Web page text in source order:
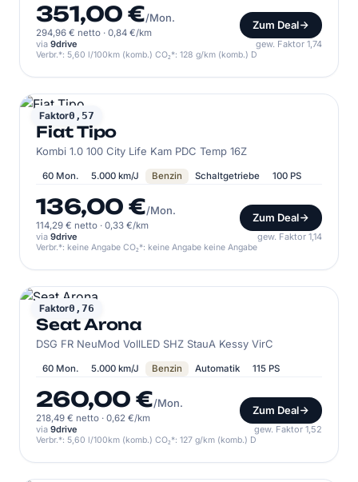
351,00 €/Mon.
294,96 € netto · 0,84 €/km
Zum Deal
via 9drive gew. Faktor 1,74
Verbr.*: 5,60 l/100km (komb.) CO₂*: 128 g/km (komb.) D
Faktor0,57
FIAT
Fiat Tipo
Kombi 1.0 100 City Life Kam PDC Temp 16Z
60 Mon. 5.000 km/J Benzin Schaltgetriebe 100 PS
136,00 €/Mon.
114,29 € netto · 0,33 €/km
Zum Deal
via 9drive gew. Faktor 1,14
Verbr.*: keine Angabe CO₂*: keine Angabe keine Angabe
Faktor0,76
SEAT
Seat Arona
DSG FR NeuMod VollLED SHZ StauA Kessy VirC
60 Mon. 5.000 km/J Benzin Automatik 115 PS
260,00 €/Mon.
218,49 € netto · 0,62 €/km
Zum Deal
via 9drive gew. Faktor 1,52
Verbr.*: 5,60 l/100km (komb.) CO₂*: 127 g/km (komb.) D